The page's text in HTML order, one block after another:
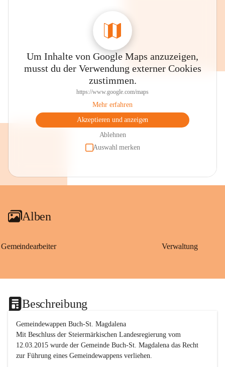
Um Inhalte von Google Maps anzuzeigen,
musst du der Verwendung externer Cookies
zustimmen.
https://www.google.com/maps
Mehr erfahren
Akzeptieren und anzeigen
Ablehnen
Auswahl merken
Alben
Gemeindearbeiter Verwaltung
Beschreibung
Gemeindewappen Buch-St. Magdalena
Mit Beschluss der Steiermärkischen Landesregierung vom
12.03.2015 wurde der Gemeinde Buch-St. Magdalena das Recht
zur Führung eines Gemeindewappens verliehen.